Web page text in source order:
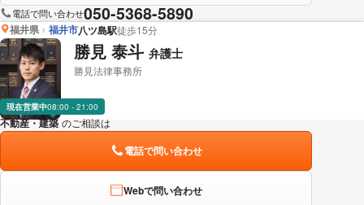
電話で問い合わせ050-5368-5890
福井県 福井市八ツ島駅徒歩15分
勝見 泰斗 弁護士
勝見法律事務所
現在営業中08:00 - 21:00
不動産・建築 のご相談は
電話で問い合わせ
Webで問い合わせ